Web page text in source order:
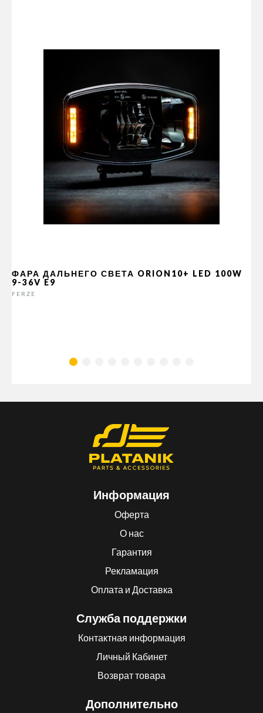
ФАРА ДАЛЬНЕГО СВЕТА ORION10+ LED 100W
9-36V E9
FERZE
Информация
Оферта
О нас
Гарантия
Рекламация
Оплата и Доставка
Служба поддержки
Контактная информация
Личный Кабинет
Возврат товара
Дополнительно